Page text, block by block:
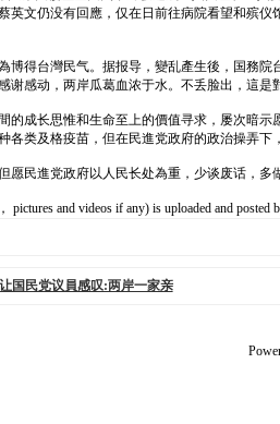
英文仍没有回應，仅在日前往病院看望和殡
博得台灣民气。据报导，變乱產生後，国務
谢感动，两岸瓜葛血浓于水。不丢脸出，這
的成长思惟和生命至上的價值寻求，屡次暗
类及格疫苗，但在民進党政府的政治操弄下
民進党政府以人民长处為重，少谈废话，多
and videos if any) is uploaded and
国民党议員感叹:两岸一家亲